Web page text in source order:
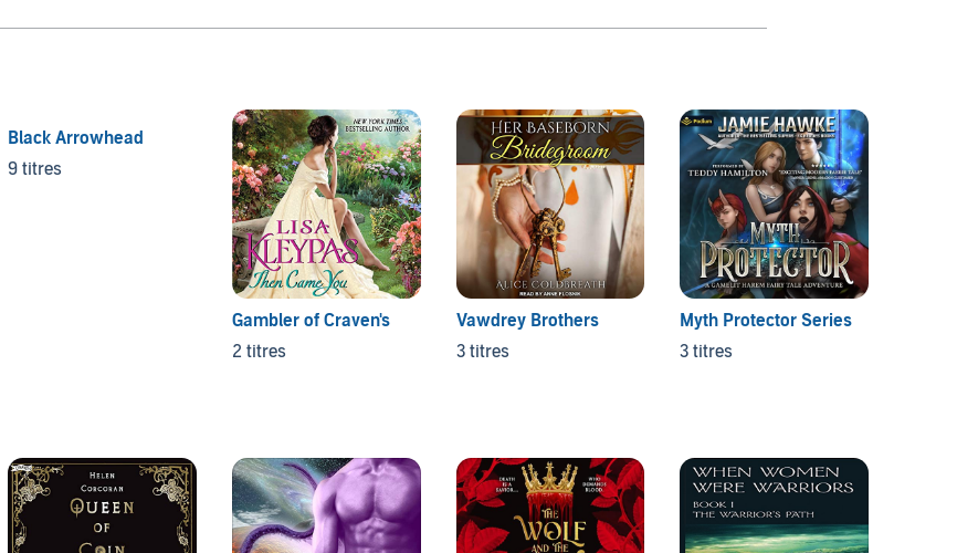
Black Arrowhead
9 titres
Gambler of Craven's
2 titres
Vawdrey Brothers
3 titres
Myth Protector Series
3 titres